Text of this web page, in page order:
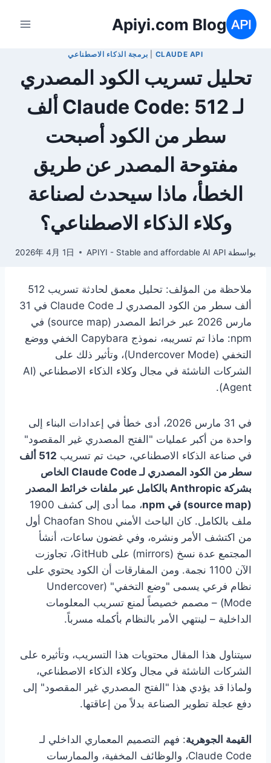
التجاوز
المحتوى
Apiyi.com Blog
CLAUDE API برمجة الذكاء الاصطناعي
تحليل تسريب الكود المصدري
لـ Claude Code: 512 ألف
سطر من الكود أصبحت
مفتوحة المصدر عن طريق
الخطأ، ماذا سيحدث لصناعة
وكلاء الذكاء الاصطناعي؟
بواسطة APIYI - Stable and affordable AI API
2026年 4月 1日
ملاحظة من المؤلف: تحليل معمق لحادثة تسريب 512
ألف سطر من الكود المصدري لـ Claude Code في 31
مارس 2026 عبر خرائط المصدر (source map) في
npm: ماذا تم تسريبه، نموذج Capybara الخفي ووضع
التخفي (Undercover Mode)، وتأثير ذلك على
الشركات الناشئة في مجال وكلاء الذكاء الاصطناعي (AI
Agent).
في 31 مارس 2026، أدى خطأ في إعدادات البناء إلى
واحدة من أكبر عمليات "الفتح المصدري غير المقصود"
في صناعة الذكاء الاصطناعي، حيث تم تسريب
512 ألف
سطر من الكود المصدري لـ Claude Code الخاص
بشركة Anthropic بالكامل عبر ملفات خرائط المصدر
(source map) في npm
، مما أدى إلى كشف 1900
ملف بالكامل. كان الباحث الأمني Chaofan Shou أول
من اكتشف الأمر ونشره، وفي غضون ساعات، أنشأ
المجتمع عدة نسخ (mirrors) على GitHub، تجاوزت
الآن 1100 نجمة. ومن المفارقات أن الكود يحتوي على
نظام فرعي يسمى "وضع التخفي" (Undercover
Mode) – مصمم خصيصاً لمنع تسريب المعلومات
الداخلية – لينتهي الأمر بالنظام بأكمله مسرباً.
سيتناول هذا المقال محتويات هذا التسريب، وتأثيره على
الشركات الناشئة في مجال وكلاء الذكاء الاصطناعي،
ولماذا قد يؤدي هذا "الفتح المصدري غير المقصود" إلى
دفع عجلة تطوير الصناعة بدلاً من إعاقتها.
القيمة الجوهرية: فهم التصميم المعماري الداخلي لـ
Claude Code، والوظائف المخفية، والممارسات